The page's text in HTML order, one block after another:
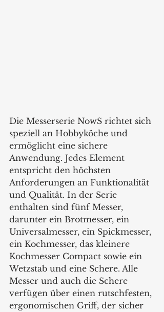
Die Messerserie NowS richtet sich
speziell an Hobbyköche und
ermöglicht eine sichere
Anwendung. Jedes Element
entspricht den höchsten
Anforderungen an Funktionalität
und Qualität. In der Serie
enthalten sind fünf Messer,
darunter ein Brotmesser, ein
Universalmesser, ein Spickmesser,
ein Kochmesser, das kleinere
Kochmesser Compact sowie ein
Wetzstab und eine Schere. Alle
Messer und auch die Schere
verfügen über einen rutschfesten,
ergonomischen Griff, der sicher